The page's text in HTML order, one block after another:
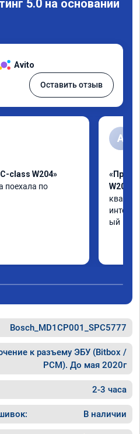
5.0 на основании
Avito
Оставить отзыв
class W204»
поехала по
А
W205»
ый
Bosch_MD1CP001_SPC5777
к разъему ЭБУ (Bitbox /
PCM). До мая 2020г
2-3 часа
В наличии